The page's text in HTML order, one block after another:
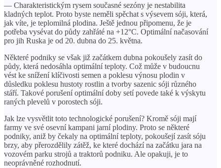
— Charakteristickým rysem současné sezóny je nestabilita
kladných teplot. Proto byste neměli spěchat s výsevem sóji, která,
jak víte, je teplomilná plodina. Ještě jednou připomenu, že je
potřeba vysévat do půdy zahřáté na +12°C. Optimální načasování
pro jih Ruska je od 20. dubna do 25. května.
Některé podniky se však již začátkem dubna pokoušely zasít do
půdy, která nedosáhla optimální teploty. Což může v budoucnu
vést ke snížení klíčivosti semen a poklesu výnosu plodin v
důsledku poklesu hustoty rostlin a tvorby sazenic sóji různého
stáří. Takové porušení optimální doby setí povede také k výskytu
raných plevelů v porostech sóji.
Jak lze vysvětlit toto technologické porušení? Kromě sóji mají
farmy ve své osevní kampani jarní plodiny. Proto se některé
podniky, aniž by čekaly na optimální teploty, pokoušejí zasít sóju
brzy, aby přerozdělily zátěž, ke které dochází na začátku jara na
vozovém parku strojů a traktorů podniku. Ale opakuji, je to
neoprávněné rozhodnutí.